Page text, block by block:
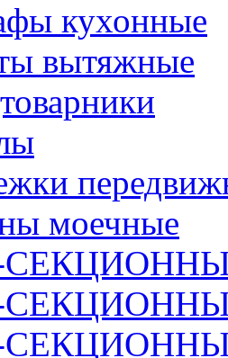
кухонные
вытяжные
моечные